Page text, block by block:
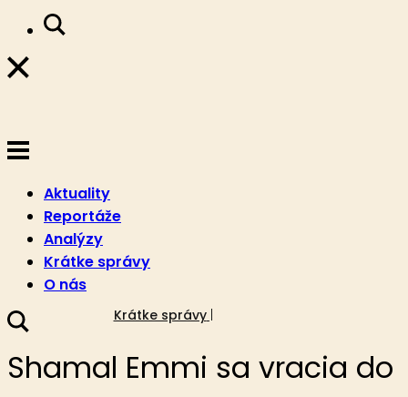
Aktuality
Reportáže
Analýzy
Krátke správy
O nás
Krátke správy
Shamal Emmi sa vracia do